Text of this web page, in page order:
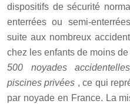
dispositifs de sécurité
enterrées ou semi-
suite aux nombreux
chez les enfants de moins de
500 noyades
piscines privées , ce qui
par noyade en France. La